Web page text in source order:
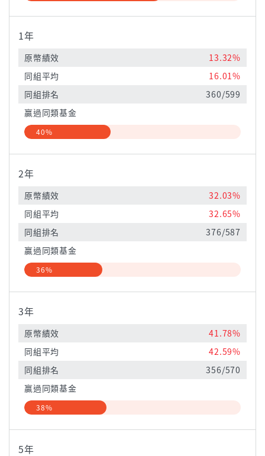
1年
原幣績效
13.32%
同組平均
16.01%
同組排名
360/599
贏過同類基金
40%
2年
原幣績效
32.03%
同組平均
32.65%
同組排名
376/587
贏過同類基金
36%
3年
原幣績效
41.78%
同組平均
42.59%
同組排名
356/570
贏過同類基金
38%
5年